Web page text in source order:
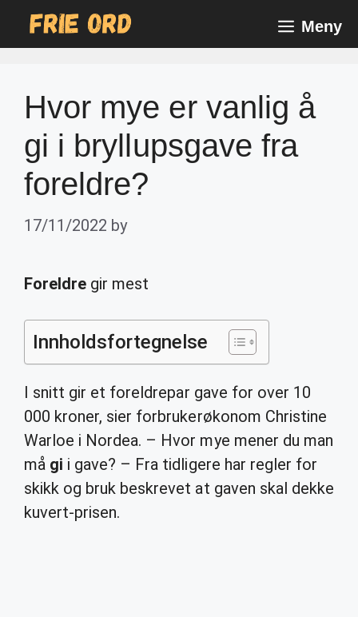
Meny
Hvor mye er vanlig å
gi i bryllupsgave fra
foreldre?
17/11/2022 by
Foreldre gir mest
Innholdsfortegnelse
I snitt gir et foreldrepar gave for over 10
000 kroner, sier forbrukerøkonom Christine
Warloe i Nordea. – Hvor mye mener du man
må gi i gave? – Fra tidligere har regler for
skikk og bruk beskrevet at gaven skal dekke
kuvert-prisen.